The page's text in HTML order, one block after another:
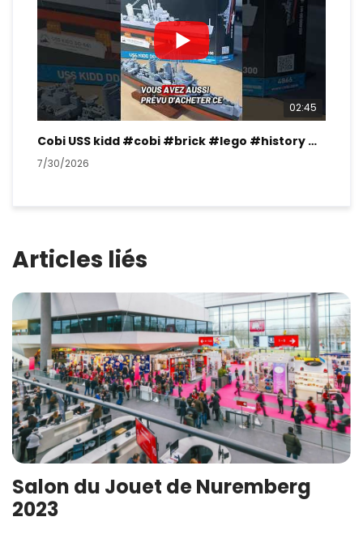
02:45
Cobi USS kidd #cobi #brick #lego #history #ww2
7/30/2026
Articles liés
Salon du Jouet de Nuremberg
2023